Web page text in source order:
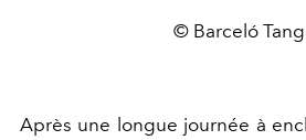
© Barceló
Après une longue journée à